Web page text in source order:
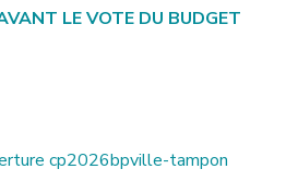
LE VOTE DU BUDGET
cp2026bpville-tampon